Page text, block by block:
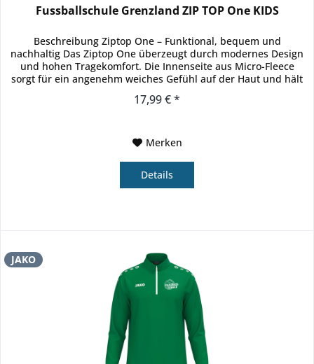
Fussballschule Grenzland ZIP TOP One KIDS
Beschreibung Ziptop One – Funktional, bequem und
nachhaltig Das Ziptop One überzeugt durch modernes Design
und hohen Tragekomfort. Die Innenseite aus Micro-Fleece
sorgt für ein angenehm weiches Gefühl auf der Haut und hält
17,99 € *
Merken
Details
JAKO